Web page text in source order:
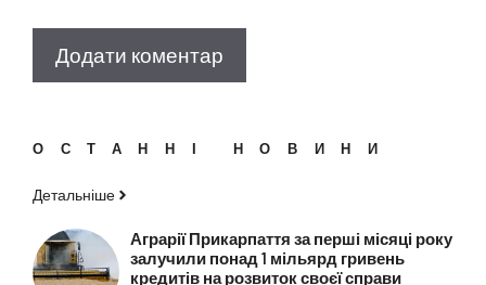
ОСТАННІ НОВИНИ
Детальніше
Аграрії Прикарпаття за перші місяці року
залучили понад 1 мільярд гривень
кредитів на розвиток своєї справи